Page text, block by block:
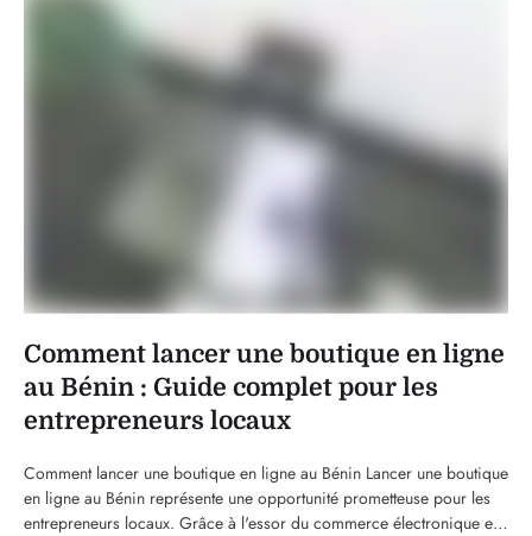
Comment lancer une boutique en ligne
au Bénin : Guide complet pour les
entrepreneurs locaux
Comment lancer une boutique en ligne au Bénin Lancer une boutique
en ligne au Bénin représente une opportunité prometteuse pour les
entrepreneurs locaux. Grâce à l'essor du commerce électronique et